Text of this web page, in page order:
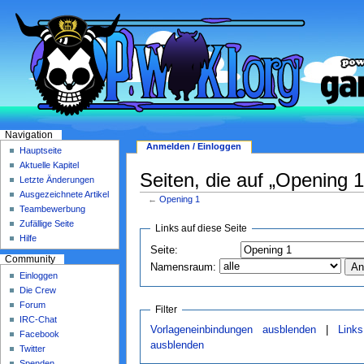
Seiten, die auf „Opening
←Opening 1
Links auf diese Seite
Seite:
Namensraum:
Filter
Vorlageneinbindungen ausblenden
ausblenden
Anmelden / Einloggen
Navigation
Hauptseite
Aktuelle Kapitel
Letzte Änderungen
Ausgezeichnete Artikel
Teambewerbung
Zufällige Seite
Hilfe
Community
Einloggen
Die Crew
Forum
IRC-Chat
Facebook
Twitter